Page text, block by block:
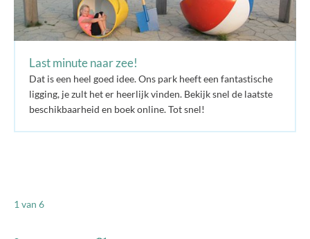
1 van 6
Last minute naar zee!
Dat is een heel goed idee. Ons park heeft een fantastische
ligging, je zult het er heerlijk vinden. Bekijk snel de laatste
beschikbaarheid en boek online. Tot snel!